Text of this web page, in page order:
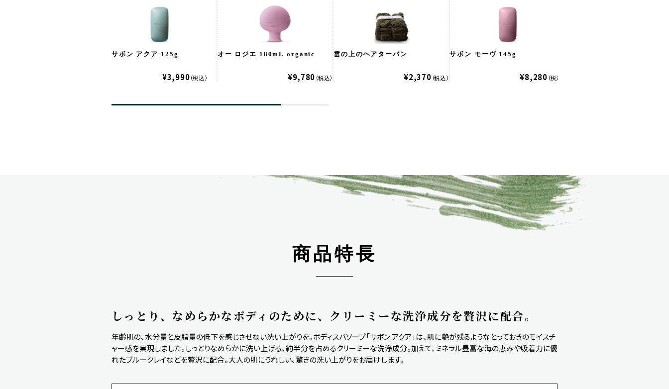
サボン アクア 125g
¥3,990（税込）
オー ロジエ 180mL organic
¥9,780 （税込）
雲の上のヘアターバン
¥2,370 （税込）
サボン モーヴ 145g
¥8,280 （税込）
商品特長
しっとり、なめらかなボディのために、クリーミーな洗浄成分を贅沢に配合。
年齢肌の、水分量と皮脂量の低下を感じさせない洗い上がりを。ボディスパソープ「サボン アクア」は、肌に艶が残るようなとっておきのモイスチ
ャー感を実現しました。しっとりなめらかに洗い上げる、約半分を占めるクリーミーな洗浄成分。加えて、ミネラル豊富な海の恵みや吸着力に優
れたブルークレイなどを贅沢に配合。大人の肌にうれしい、驚きの洗い上がりをお届けします。